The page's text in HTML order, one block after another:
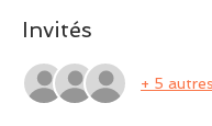
Invités
+ 5